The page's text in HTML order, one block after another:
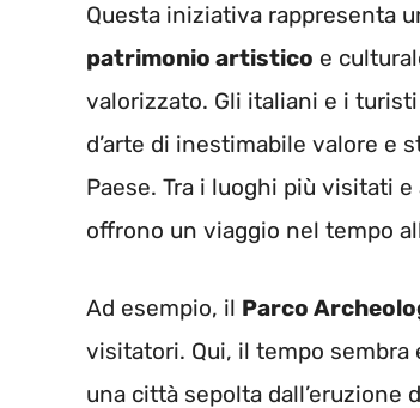
Questa iniziativa rappresenta
patrimonio artistico e
valorizzato. Gli italiani e i
d’arte di inestimabile valore e
Paese. Tra i luoghi più visitati
offrono un viaggio nel tempo
Ad esempio, il Parco
visitatori. Qui, il tempo
una città sepolta dall’eruzione